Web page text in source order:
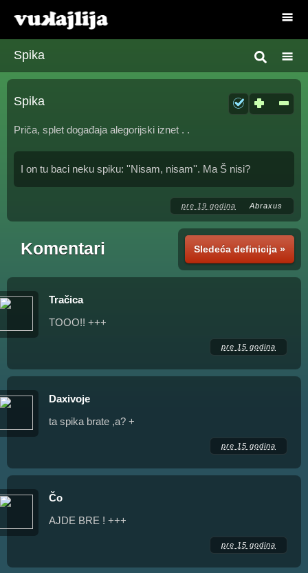
Spika
Spika
Priča, splet događaja alegorijski iznet . .
I on tu baci neku spiku: ''Nisam, nisam''. Ma Š nisi?
pre 19 godina Abraxus
Sledeća definicija »
Komentari
Tračica
TOOO!! +++
pre 15 godina
Daxivoje
ta spika brate ,a? +
pre 15 godina
Čo
AJDE BRE ! +++
pre 15 godina